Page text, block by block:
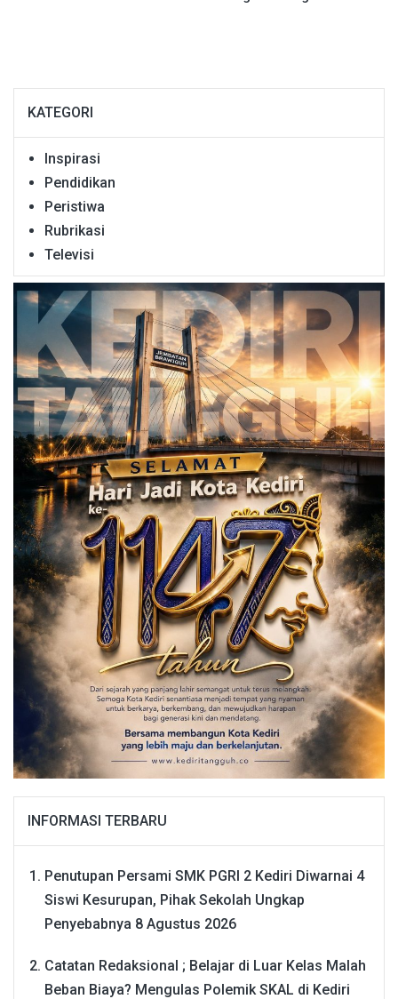
KATEGORI
Inspirasi
Pendidikan
Peristiwa
Rubrikasi
Televisi
INFORMASI TERBARU
Penutupan Persami SMK PGRI 2 Kediri Diwarnai 4
Siswi Kesurupan, Pihak Sekolah Ungkap
Penyebabnya 8 Agustus 2026
Catatan Redaksional ; Belajar di Luar Kelas Malah
Beban Biaya? Mengulas Polemik SKAL di Kediri